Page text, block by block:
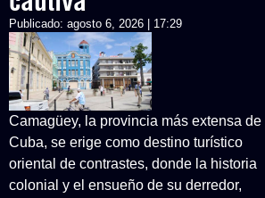
Publicado: agosto 6, 2026 | 17:29
Camagüey, la provincia más extensa de
Cuba, se erige como destino turístico
oriental de contrastes, donde la historia
colonial y el ensueño de su derredor,